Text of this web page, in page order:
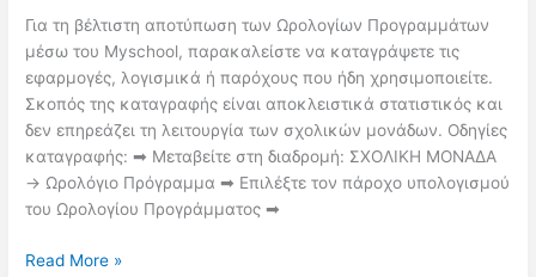
Για τη βέλτιστη αποτύπωση των Ωρολογίων Προγραμμάτων
μέσω του Myschool, παρακαλείστε να καταγράψετε τις
εφαρμογές, λογισμικά ή παρόχους που ήδη χρησιμοποιείτε.
Σκοπός της καταγραφής είναι αποκλειστικά στατιστικός και
δεν επηρεάζει τη λειτουργία των σχολικών μονάδων. Οδηγίες
καταγραφής: ➡ Μεταβείτε στη διαδρομή: ΣΧΟΛΙΚΗ ΜΟΝΑΔΑ
→ Ωρολόγιο Πρόγραμμα ➡ Επιλέξτε τον πάροχο υπολογισμού
του Ωρολογίου Προγράμματος ➡
MYSCHOOL
Read More »